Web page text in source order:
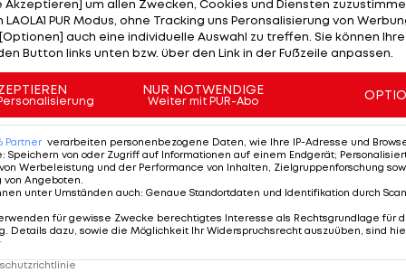
resümierte Pilz.
sie schwer gewesen wieder reinzukommen. "Es war
unbedingt
klettern. Mir taugt Koper, ich liebe das
unterwegs", sagte die 27-Jährige.
Jakob Schubert hatte auf ein Antreten in
Akzeptieren] um allen Zwecken, Cookies und Diensten
PUR Modus, ohne Tracking uns Peronsalisierung von
auch eine individuelle Auswahl zu treffen. Sie können
Button links unten bzw. über den Link in der Fußzeile anpassen.
NUR NOTWENDIGE
Weiter mit PUR-Abo
Partner verarbeiten personenbezogene Daten, wie Ihre IP-Adresse und
: Speichern von oder Zugriff auf Informationen auf einem Endgerät;
Werbeleistung und der Performance von Inhalten, Zielgruppenforschung
von Angeboten
unter Umständen auch: Genaue Standortdaten und Identifikation durch
für gewisse Zwecke berechtigtes Interesse als Rechtsgrundlage für
Details dazu, sowie die Möglichkeit Ihr Widerspruchsrecht auszuüben, sind